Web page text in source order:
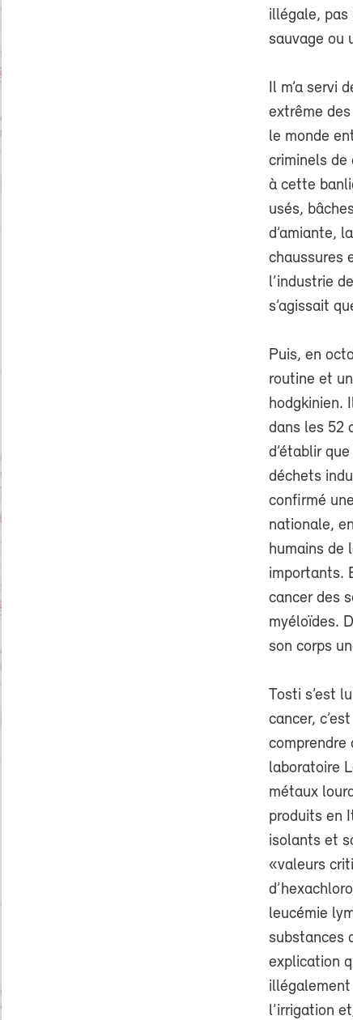
illégale, pas
sauvage ou
Il m’a servi
extrême
le monde
criminels de
à cette
usés,
d’amiante,
chaussures
l’industrie
s’agissait
Puis, en
routine et
hodgkinien.
dans les 52
d’établir
déchets
confirmé
nationale,
humains de
importants.
cancer des
myéloïdes.
son corps
Tosti s’est
cancer,
comprendre
laboratoire
métaux
produits en
isolants et
«valeurs
leucémie
substances
explication
illégalement
l’irrigation